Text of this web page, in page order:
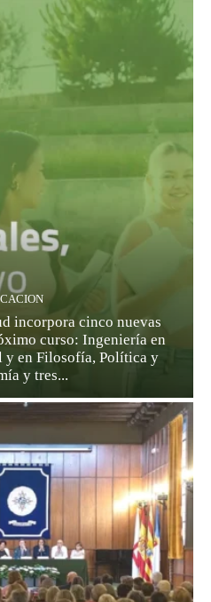
incorpora cinco nuevas
curso: Ingeniería en
en Filosofía, Política y
y tres...